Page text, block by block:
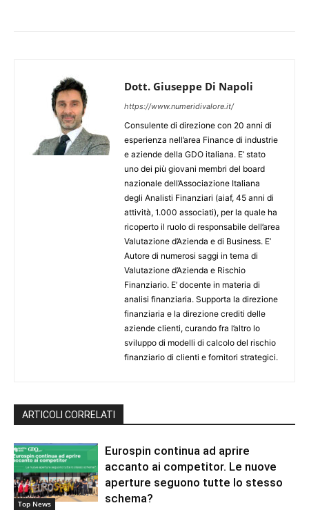
Dott. Giuseppe Di Napoli
https://www.numeridivalore.it/
Consulente di direzione con 20 anni di
esperienza nell’area Finance di industrie
e aziende della GDO italiana. E’ stato
uno dei più giovani membri del board
nazionale dell’Associazione Italiana
degli Analisti Finanziari (aiaf, 45 anni di
attività, 1.000 associati), per la quale ha
ricoperto il ruolo di responsabile dell’area
Valutazione d’Azienda e di Business. E’
Autore di numerosi saggi in tema di
Valutazione d’Azienda e Rischio
Finanziario. E’ docente in materia di
analisi finanziaria. Supporta la direzione
finanziaria e la direzione crediti delle
aziende clienti, curando fra l’altro lo
sviluppo di modelli di calcolo del rischio
finanziario di clienti e fornitori strategici.
ARTICOLI CORRELATI
Top News
Eurospin continua ad aprire
accanto ai competitor. Le nuove
aperture seguono tutte lo stesso
schema?